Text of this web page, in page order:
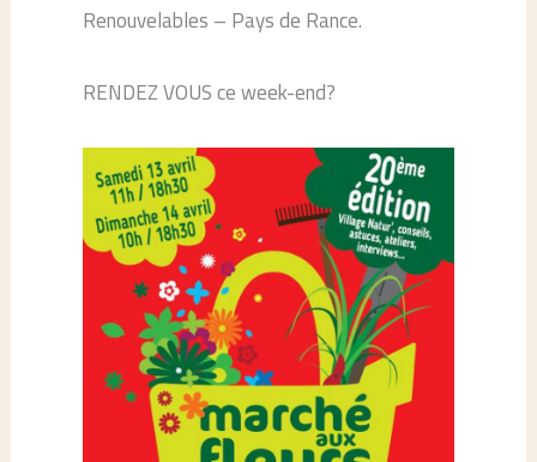
Renouvelables – Pays de Rance.
RENDEZ VOUS ce week-end?